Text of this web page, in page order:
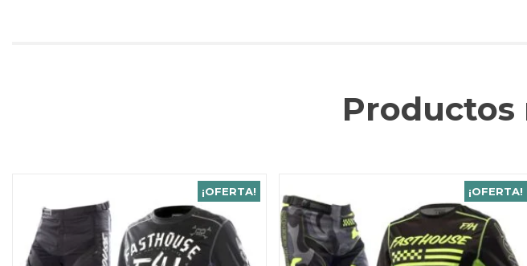
Productos
¡OFERTA! ¡OFERTA!